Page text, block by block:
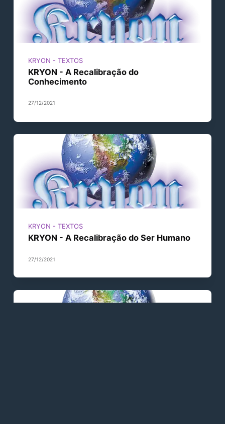
KRYON - TEXTOS
KRYON - A Recalibração do
Conhecimento
27/12/2021
KRYON - TEXTOS
KRYON - A Recalibração do Ser Humano
27/12/2021